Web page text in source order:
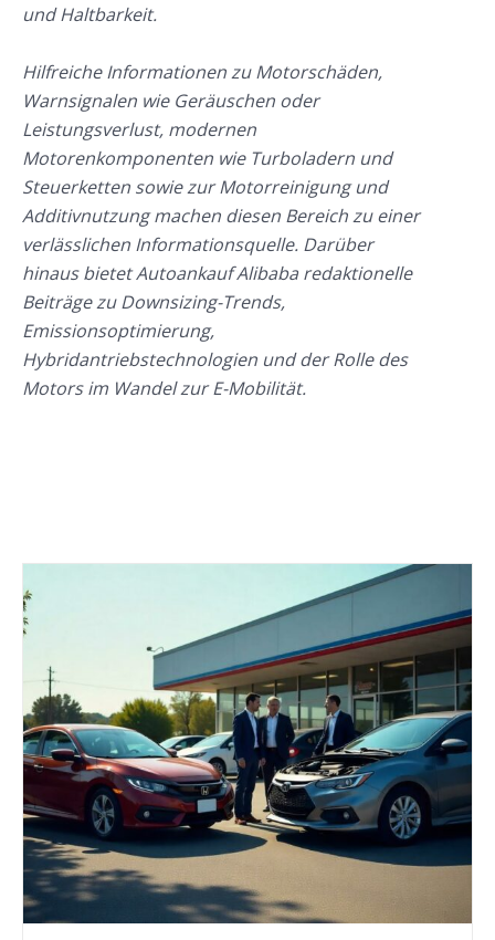
und Haltbarkeit.
Hilfreiche Informationen zu Motorschäden,
Warnsignalen wie Geräuschen oder
Leistungsverlust, modernen
Motorenkomponenten wie Turboladern und
Steuerketten sowie zur Motorreinigung und
Additivnutzung machen diesen Bereich zu einer
verlässlichen Informationsquelle. Darüber
hinaus bietet Autoankauf Alibaba redaktionelle
Beiträge zu Downsizing-Trends,
Emissionsoptimierung,
Hybridantriebstechnologien und der Rolle des
Motors im Wandel zur E-Mobilität.